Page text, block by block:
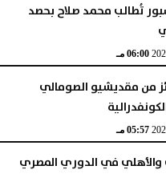
تُطالب محمد صلاح بحصد
06:00 مـ
من مقديشيو الصومالي
05:57 مـ
والأهلي في الدوري المصري